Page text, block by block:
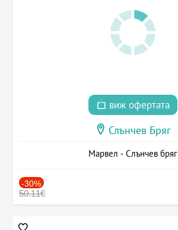
виж офертата
Слънчев Бряг
Марвел - Слънчев бряг
-30%
50.11€